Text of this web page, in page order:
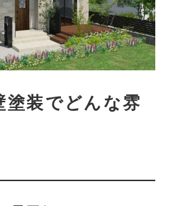
塗装でどんな雰